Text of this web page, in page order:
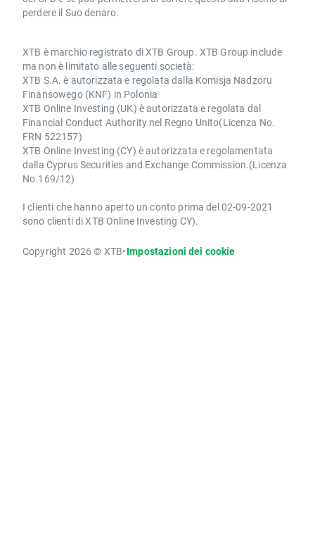
perdere il Suo denaro.
XTB è marchio registrato di XTB Group. XTB Group include
ma non è limitato alle seguenti società:
XTB S.A. è autorizzata e regolata dalla Komisja Nadzoru
Finansowego (KNF) in Polonia
XTB Online Investing (UK) è autorizzata e regolata dal
Financial Conduct Authority nel Regno Unito(Licenza No.
FRN 522157)
XTB Online Investing (CY) è autorizzata e regolamentata
dalla Cyprus Securities and Exchange Commission.(Licenza
No.169/12)
I clienti che hanno aperto un conto prima del 02-09-2021
sono clienti di XTB Online Investing CY).
Copyright 2026 © XTB•Impostazioni dei cookie